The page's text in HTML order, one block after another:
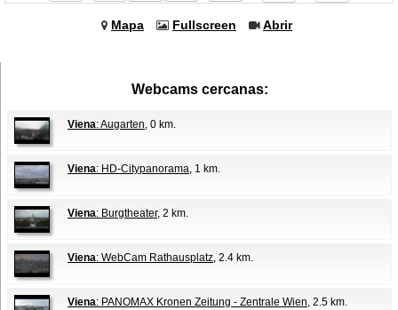
Mapa Fullscreen Abrir
Webcams cercanas:
Viena: Augarten, 0 km.
Viena: HD-Citypanorama, 1 km.
Viena: Burgtheater, 2 km.
Viena: WebCam Rathausplatz, 2.4 km.
Viena: PANOMAX Kronen Zeitung - Zentrale Wien, 2.5 km.